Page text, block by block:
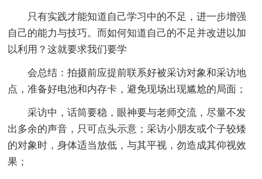
只有实践才能知道自己学习中的不足，进一步增强
自己的能力与技巧。而如何知道自己的不足并改进以加
以利用？这就要求我们要学
会总结：拍摄前应提前联系好被采访对象和采访地
点，准备好电池和内存卡，避免现场出现尴尬的局面；
采访中，话筒要稳，眼神要与老师交流，尽量不发
出多余的声音，只可点头示意；采访小朋友或个子较矮
的对象时，身体适当放低，与其平视，勿造成其仰视效
果；